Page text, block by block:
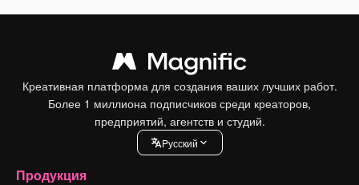
Креативная платформа для создания ваших лучших работ.
Более 1 миллиона подписчиков среди креаторов,
предприятий, агентств и студий.
Pусский
Продукция